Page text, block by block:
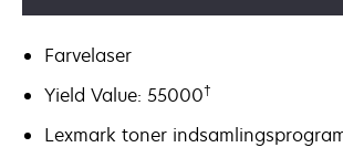
Farvelaser
Yield Value: 55000†
Lexmark toner